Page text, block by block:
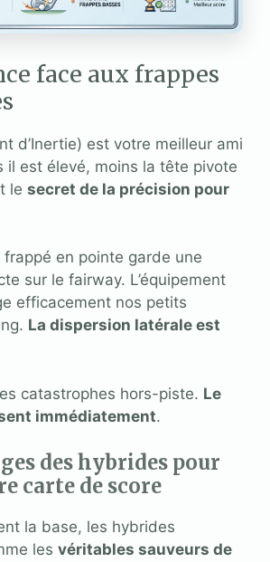
face aux frappes
d’Inertie) est votre meilleur ami
il est élevé, moins la tête pivote
le secret de la précision pour
frappé en pointe garde une
sur le fairway. L’équipement
efficacement nos petits
La dispersion latérale est
catastrophes hors-piste. Le
immédiatement.
des hybrides pour
carte de score
la base, les hybrides
les véritables sauveurs de